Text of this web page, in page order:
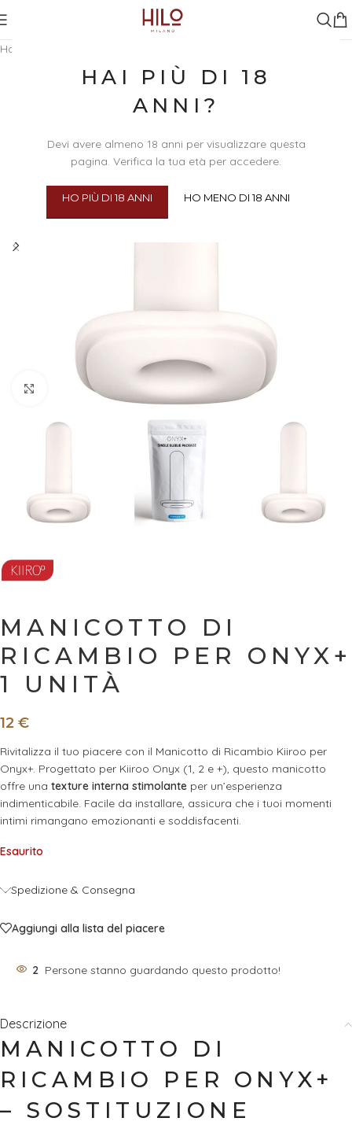
HAI PIÙ DI 18
ANNI?
Devi avere almeno 18 anni per visualizzare questa
pagina. Verifica la tua età per accedere.
HO PIÙ DI 18 ANNI HO MENO DI 18 ANNI
Home
Ingrandisci
MANICOTTO DI
RICAMBIO PER ONYX+
1 UNITÀ
12 €
Rivitalizza il tuo piacere con il Manicotto di Ricambio Kiiroo per
Onyx+. Progettato per Kiiroo Onyx (1, 2 e +), questo manicotto
offre una texture interna stimolante per un’esperienza
indimenticabile. Facile da installare, assicura che i tuoi momenti
intimi rimangano emozionanti e soddisfacenti.
Esaurito
Spedizione & Consegna
Aggiungi alla lista del piacere
2 Persone stanno guardando questo prodotto!
Descrizione
MANICOTTO DI
RICAMBIO PER ONYX+
– SOSTITUZIONE